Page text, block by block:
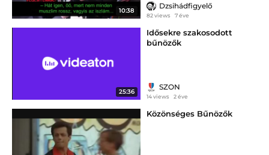
10:38
Dzsihádfigyelő
82 views 7 éve
25:36
Idősekre szakosodott
bűnözők
SZON
14 views 2 éve
Közönséges Bűnözők